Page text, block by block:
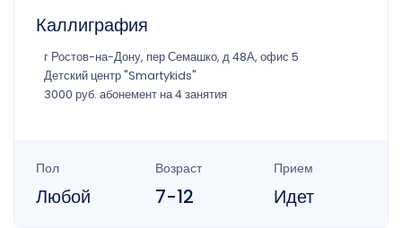
Каллиграфия
г Ростов-на-Дону, пер Семашко, д 48А, офис 5
Детский центр "Smartykids"
3000 руб. абонемент на 4 занятия
Пол
Любой
Возраст
7-12
Прием
Идет